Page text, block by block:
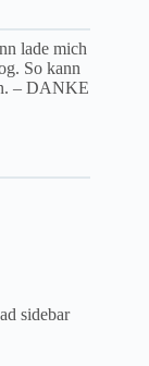
lade mich
So kann
– DANKE